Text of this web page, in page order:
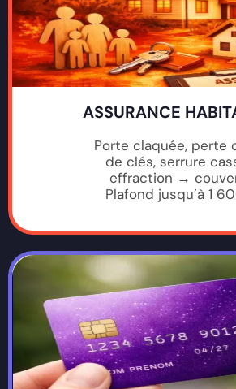
ASSURANCE
Porte claquée, perte
de clés, serrure
effraction →
Plafond jusqu’à 1